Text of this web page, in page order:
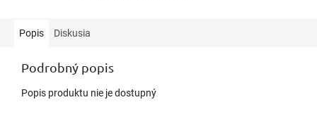
Popis Diskusia
Podrobný popis
Popis produktu nie je dostupný